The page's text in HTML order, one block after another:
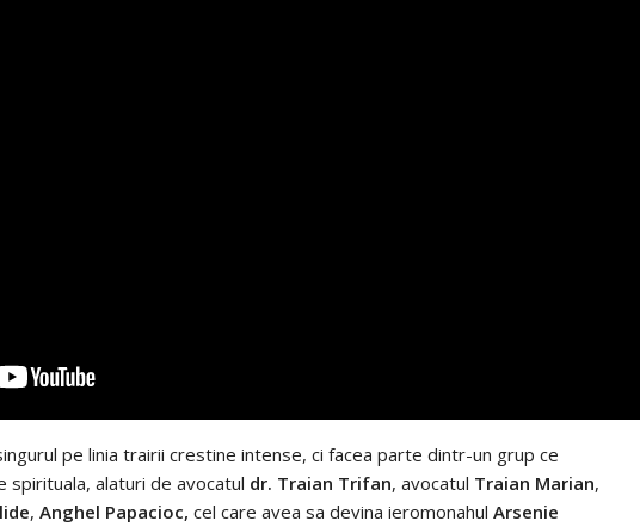
pe linia trairii crestine intense, ci facea parte dintr-un grup ce
alaturi de avocatul dr. Traian Trifan, avocatul Traian Marian,
, Anghel Papacioc, cel care avea sa devina ieromonahul Arsenie